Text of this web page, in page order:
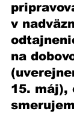
v
na
15. máj),